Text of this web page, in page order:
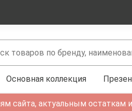
Основная коллекция
сайта, актуальным остаткам